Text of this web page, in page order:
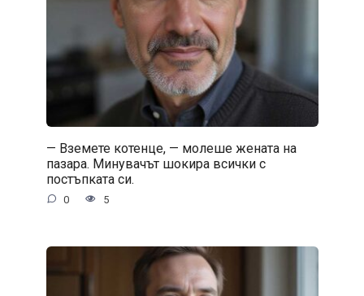
— Вземете котенце, — молеше жената на
пазара. Минувачът шокира всички с
постъпката си.
0 5